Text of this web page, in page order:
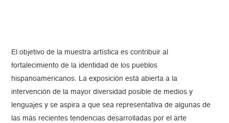
El objetivo de la muestra artística es contribuir al
fortalecimiento de la identidad de los pueblos
hispanoamericanos. La exposición está abierta a la
intervención de la mayor diversidad posible de medios y
lenguajes y se aspira a que sea representativa de algunas de
las más recientes tendencias desarrolladas por el arte